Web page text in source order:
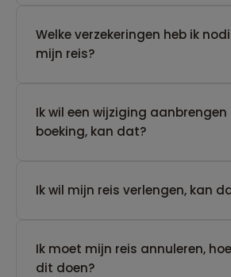
Welke verzekeringen heb ik
mijn reis?
Ik wil een wijziging aanbrengen
boeking, kan dat?
Ik wil mijn reis verlengen, kan
Ik moet mijn reis annuleren,
dit doen?